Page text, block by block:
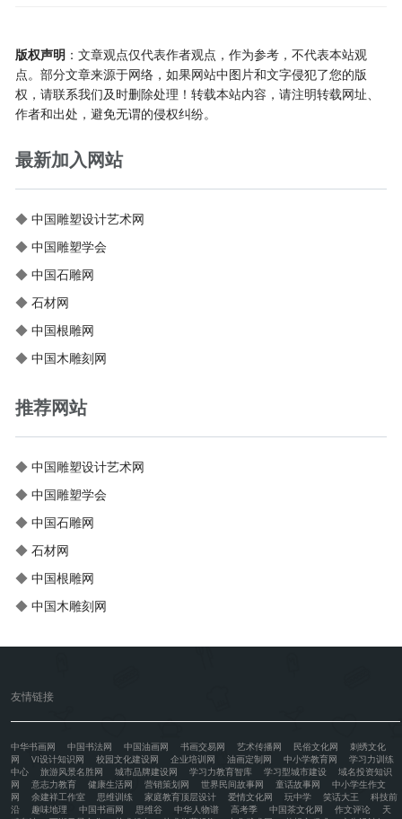
版权声明 ：文章观点仅代表作者观点，作为参考，不代表本站观
点。部分文章来源于网络，如果网站中图片和文字侵犯了您的版
权，请联系我们及时删除处理！转载本站内容，请注明转载网址、
作者和出处，避免无谓的侵权纠纷。
最新加入网站
◆中国雕塑设计艺术网
◆中国雕塑学会
◆中国石雕网
◆石材网
◆中国根雕网
◆中国木雕刻网
推荐网站
◆中国雕塑设计艺术网
◆中国雕塑学会
◆中国石雕网
◆石材网
◆中国根雕网
◆中国木雕刻网
友情链接
中华书画网 中国书法网 中国油画网 书画交易网 艺术传播网 民俗文化网
刺绣文化
网
VI设计知识网 校园文化建设网 企业培训网 油画定制网 中小学教育网
学习力训练
中心
旅游风景名胜网 城市品牌建设网 学习力教育智库 学习型城市建设
域名投资知识
网
意志力教育 健康生活网 营销策划网 世界民间故事网 童话故事网
中小学生作文
网
余建祥工作室 思维训练 家庭教育顶层设计 爱情文化网 玩中学 笑话大王
科技前
沿
趣味地理 中国书画网 思维谷 中华人物谱 高考季 中国茶文化网 作文评论
天